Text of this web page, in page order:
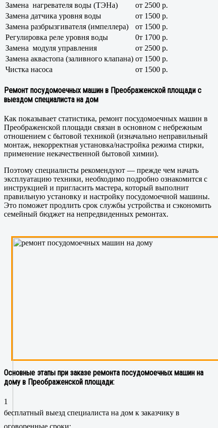
Замена нагревателя воды (ТЭНа)
от 2500 р.
Замена датчика уровня воды
от 1500 р.
Замена разбрызгивателя (импеллера)
от 1500 р.
Регулировка реле уровня воды
0т 1700 р.
Замена модуля управления
от 2500 р.
Замена аквастопа (заливного клапана) от 1500 р.
Чистка насоса
от 1500 р.
Ремонт посудомоечных машин в Преображенской площади с
выездом специалиста на дом
Как показывает статистика, ремонт посудомоечных машин в
Преображенской площади связан в основном с небрежным
отношением с бытовой техникой (изначально неправильный
монтаж, некорректная установка/настройка режима стирки,
применение некачественной бытовой химии).
Поэтому специалисты рекомендуют — прежде чем начать
эксплуатацию техники, необходимо подробно ознакомится с
инструкцией и пригласить мастера, который выполнит
правильную установку и настройку посудомоечной машины.
Это поможет продлить срок службы устройства и сэкономить
семейный бюджет на непредвиденных ремонтах.
Основные этапы при заказе ремонта посудомоечных машин на
дому в Преображенской площади:
1
бесплатный выезд специалиста на дом к заказчику в
оговоренные сроки;